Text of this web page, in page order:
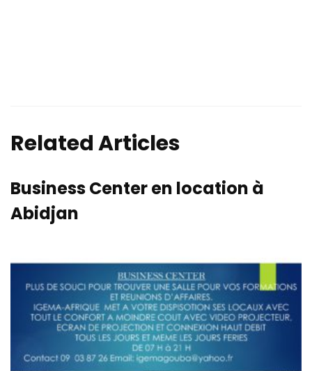
Related Articles
Business Center en location à
Abidjan